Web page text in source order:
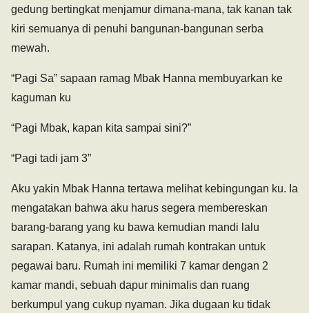
gedung bertingkat menjamur dimana-mana, tak kanan tak
kiri semuanya di penuhi bangunan-bangunan serba
mewah.
“Pagi Sa” sapaan ramag Mbak Hanna membuyarkan ke
kaguman ku
“Pagi Mbak, kapan kita sampai sini?”
“Pagi tadi jam 3”
Aku yakin Mbak Hanna tertawa melihat kebingungan ku. Ia
mengatakan bahwa aku harus segera membereskan
barang-barang yang ku bawa kemudian mandi lalu
sarapan. Katanya, ini adalah rumah kontrakan untuk
pegawai baru. Rumah ini memiliki 7 kamar dengan 2
kamar mandi, sebuah dapur minimalis dan ruang
berkumpul yang cukup nyaman. Jika dugaan ku tidak